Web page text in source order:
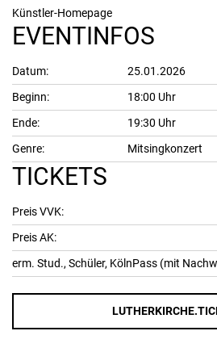
Künstler-Homepage
EVENTINFOS
Datum:
25.01.2026
Beginn:
18:00 Uhr
Ende:
19:30 Uhr
Genre:
Mitsingkonzert
TICKETS
Preis VVK:
Preis AK:
erm. Stud., Schüler, KölnPass (mit